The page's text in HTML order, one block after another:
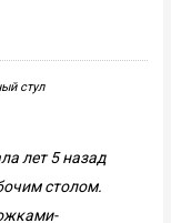
стул
лет 5 назад
столом.